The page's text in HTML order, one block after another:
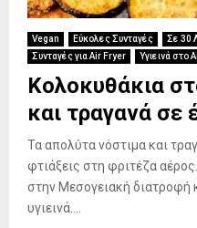
Vegan Εύκολες Συνταγές Σε 30
Συνταγές για Air Fryer
Υγιεινά στο
Κολοκυθάκια
και τραγανά σε
Τα απολύτα νόστιμα και
φτιάξεις στη φριτέζα
στην Μεσογειακή διατροφή
υγιεινά....